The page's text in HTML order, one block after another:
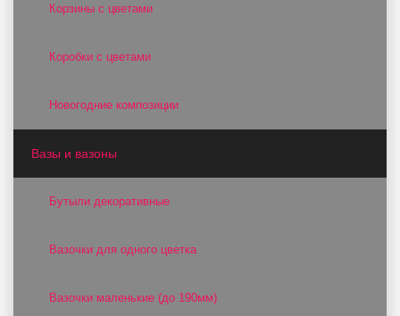
Корзины с цветами
Коробки с цветами
Новогодние композиции
Вазы и вазоны
Бутыли декоративные
Вазочки для одного цветка
Вазочки маленькие (до 190мм)